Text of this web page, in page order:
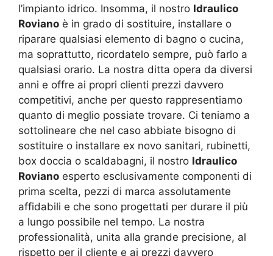
l’impianto idrico. Insomma, il nostro Idraulico
Roviano è in grado di sostituire, installare o
riparare qualsiasi elemento di bagno o cucina,
ma soprattutto, ricordatelo sempre, può farlo a
qualsiasi orario. La nostra ditta opera da diversi
anni e offre ai propri clienti prezzi davvero
competitivi, anche per questo rappresentiamo
quanto di meglio possiate trovare. Ci teniamo a
sottolineare che nel caso abbiate bisogno di
sostituire o installare ex novo sanitari, rubinetti,
box doccia o scaldabagni, il nostro Idraulico
Roviano esperto esclusivamente componenti di
prima scelta, pezzi di marca assolutamente
affidabili e che sono progettati per durare il più
a lungo possibile nel tempo. La nostra
professionalità, unita alla grande precisione, al
rispetto per il cliente e ai prezzi davvero